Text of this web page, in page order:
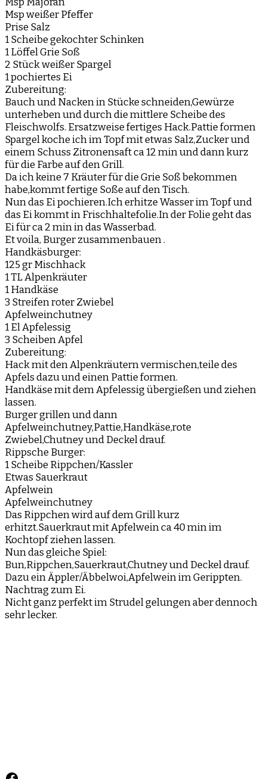
Msp weißer Pfeffer
Prise Salz
1 Scheibe gekochter Schinken
1 Löffel Grie Soß
2 Stück weißer Spargel
1 pochiertes Ei
Zubereitung:
Bauch und Nacken in Stücke schneiden,Gewürze
unterheben und durch die mittlere Scheibe des
Fleischwolfs. Ersatzweise fertiges Hack.Pattie formen
Spargel koche ich im Topf mit etwas Salz,Zucker und
einem Schuss Zitronensaft ca 12 min und dann kurz
für die Farbe auf den Grill.
Da ich keine 7 Kräuter für die Grie Soß bekommen
habe,kommt fertige Soße auf den Tisch.
Nun das Ei pochieren.Ich erhitze Wasser im Topf und
das Ei kommt in Frischhaltefolie.In der Folie geht das
Ei für ca 2 min in das Wasserbad.
Et voila, Burger zusammenbauen .
Handkäsburger:
125 gr Mischhack
1 TL Alpenkräuter
1 Handkäse
3 Streifen roter Zwiebel
Apfelweinchutney
1 El Apfelessig
3 Scheiben Apfel
Zubereitung:
Hack mit den Alpenkräutern vermischen,teile des
Apfels dazu und einen Pattie formen.
Handkäse mit dem Apfelessig übergießen und ziehen
lassen.
Burger grillen und dann
Apfelweinchutney,Pattie,Handkäse,rote
Zwiebel,Chutney und Deckel drauf.
Rippsche Burger:
1 Scheibe Rippchen/Kassler
Etwas Sauerkraut
Apfelwein
Apfelweinchutney
Das Rippchen wird auf dem Grill kurz
erhitzt.Sauerkraut mit Apfelwein ca 40 min im
Kochtopf ziehen lassen.
Nun das gleiche Spiel:
Bun,Rippchen,Sauerkraut,Chutney und Deckel drauf.
Dazu ein Äppler/Äbbelwoi,Apfelwein im Gerippten.
Nachtrag zum Ei.
Nicht ganz perfekt im Strudel gelungen aber dennoch
sehr lecker.